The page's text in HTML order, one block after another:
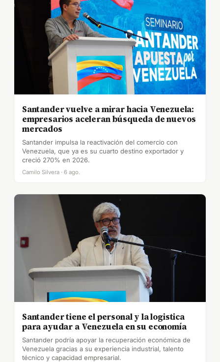
Santander vuelve a mirar hacia Venezuela:
empresarios aceleran búsqueda de nuevos
mercados
Santander impulsa la reactivación del comercio con
Venezuela, que ya es su cuarto destino exportador y
creció 270% en 2026.
Camilo Silvera · 6 ago.
Santander tiene el personal y la logistica
para ayudar a Venezuela en su economía
Santander podría apoyar la recuperación económica de
Venezuela gracias a su experiencia industrial, talento
técnico y capacidad empresarial.